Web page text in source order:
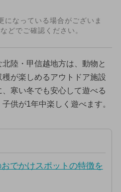
になっている場合がございま
どでご確認ください。
陸・甲信越地方は、動物と
が楽しめるアウトドア施設
寒い冬でも安心して遊べる
供が1年中楽しく遊べます。
でかけスポットの特徴を